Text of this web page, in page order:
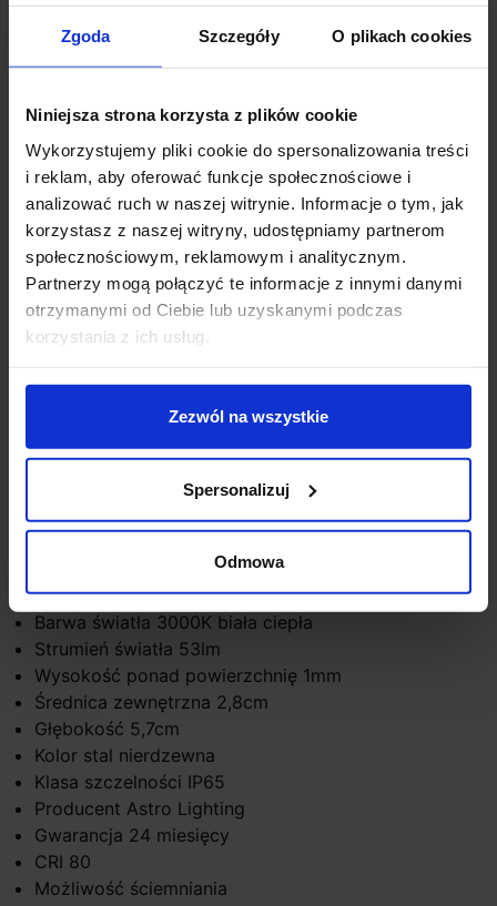
Zgoda Szczegóły O plikach cookies
Niniejsza strona korzysta z plików cookie
Wykorzystujemy pliki cookie do spersonalizowania treści
i reklam, aby oferować funkcje społecznościowe i
analizować ruch w naszej witrynie. Informacje o tym, jak
korzystasz z naszej witryny, udostępniamy partnerom
społecznościowym, reklamowym i analitycznym.
Partnerzy mogą połączyć te informacje z innymi danymi
otrzymanymi od Ciebie lub uzyskanymi podczas
korzystania z ich usług.
Zezwól na wszystkie
Spersonalizuj
Odmowa
Zapytaj o produkt
Opis
Astro Terra 28 Round1201005 to niewielkich
rozmiarów oprawa LED, przeznaczona zarówno do
wpuszczenia w grunt jak i montażu ściennego.
Wykonana i wykończona w stali nierdzewnej, posiada
klasę szczelności IP65 co pozwala na jej użytkowanie
zastosowano w niej diodę LED o mocy 1W, wymaga
zastosowania zasilacza 350mA, który należy dokupić
nadaje się do oświetlenia łazienkowego, a także jako
delikatne podświetlenie w murkach zewnętrznych,
schodach, podjazdach itp.
Źródło światła 1x1W LED
Barwa światła 3000K biała ciepła
Strumień światła 53lm
Wysokość ponad powierzchnię 1mm
Średnica zewnętrzna 2,8cm
Głębokość 5,7cm
Kolor stal nierdzewna
Klasa szczelności IP65
Producent Astro Lighting
Gwarancja 24 miesięcy
CRI 80
Możliwość ściemniania